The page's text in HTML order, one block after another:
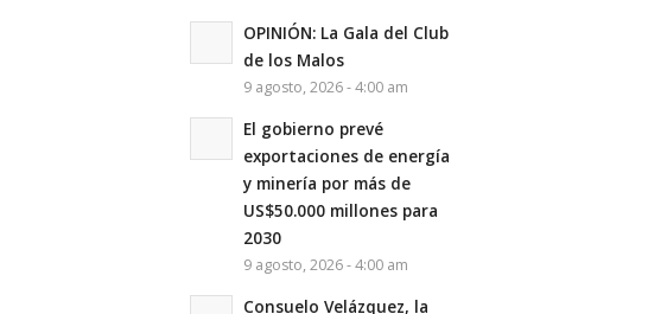
OPINIÓN: La Gala del Club
de los Malos
9 agosto, 2026 - 4:00 am
El gobierno prevé
exportaciones de energía
y minería por más de
US$50.000 millones para
2030
9 agosto, 2026 - 4:00 am
Consuelo Velázquez, la